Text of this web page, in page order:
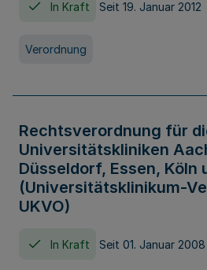
In Kraft Seit 19. Januar 2012
Verordnung
Rechtsverordnung für
Universitätskliniken
Düsseldorf, Essen, Köln
(Universitätsklinikum-
UKVO)
In Kraft Seit 01. Januar 2008